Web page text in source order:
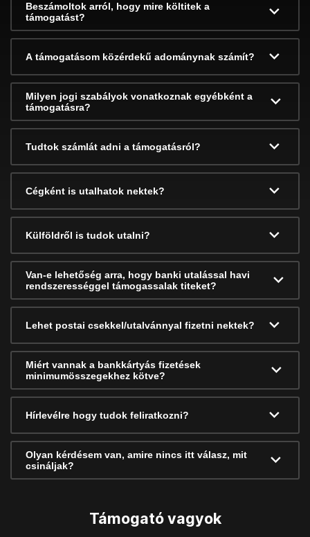
Beszámoltok arról, hogy mire költitek a
támogatást?
A támogatásom közérdekű adománynak számít?
Milyen jogi szabályok vonatkoznak egyébként a
támogatásra?
Tudtok számlát adni a támogatásról?
Cégként is utalhatok nektek?
Külföldről is tudok utalni?
Van-e lehetőség arra, hogy banki utalással havi
rendszerességgel támogassalak titeket?
Lehet postai csekkel/utalvánnyal fizetni nektek?
Miért vannak a bankkártyás fizetések
minimumösszegekhez kötve?
Hírlevélre hogy tudok feliratkozni?
Olyan kérdésem van, amire nincs itt válasz, mit
csináljak?
Támogató vagyok